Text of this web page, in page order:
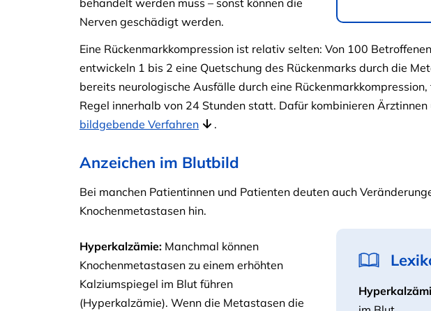
behandelt werden muss – sonst können die
Nerven geschädigt werden.
Eine Rückenmarkkompression ist relativ selten: Von 100
entwickeln 1 bis 2 eine Quetschung des Rückenmarks durch die
bereits neurologische Ausfälle durch eine
Regel innerhalb von 24 Stunden statt. Dafür kombinieren
bildgebende Verfahren
.
Anzeichen im Blutbild
Bei manchen Patientinnen und Patienten deuten auch
Knochenmetastasen hin.
Hyperkalzämie: Manchmal können
Knochenmetastasen zu einem erhöhten
Kalziumspiegel im Blut führen
(Hyperkalzämie). Wenn die Metastasen die